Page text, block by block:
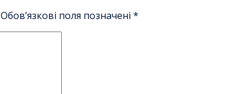
Обов’язкові поля позначені *